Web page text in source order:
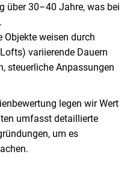
über 30–40 Jahre, was bei
Objekte weisen durch
variierende Dauern
steuerliche Anpassungen
legen wir Wert
umfasst detaillierte
um es